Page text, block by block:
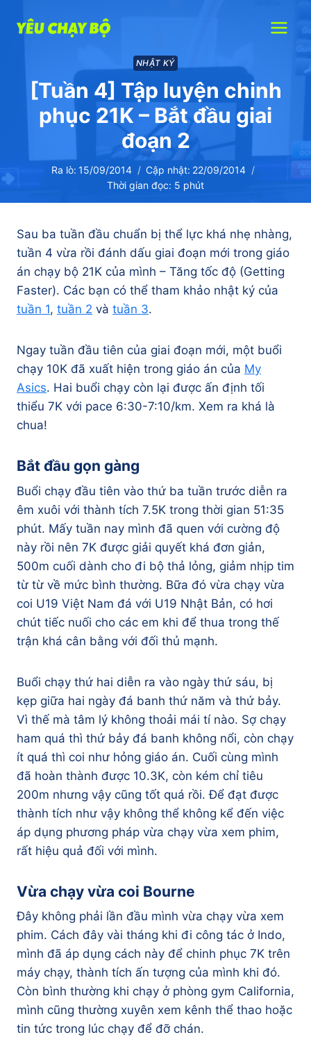
NHẬT KÝ
[Tuần 4] Tập luyện chinh
phục 21K – Bắt đầu giai
đoạn 2
Ra lò: 15/09/2014 Cập nhật: 22/09/2014
Thời gian đọc: 5 phút
Sau ba tuần đầu chuẩn bị thể lực khá nhẹ nhàng,
tuần 4 vừa rồi đánh dấu giai đoạn mới trong giáo
án chạy bộ 21K của mình – Tăng tốc độ (Getting
Faster). Các bạn có thể tham khảo nhật ký của
tuần 1, tuần 2 và tuần 3.
Ngay tuần đầu tiên của giai đoạn mới, một buổi
chạy 10K đã xuất hiện trong giáo án của My
Asics. Hai buổi chạy còn lại được ấn định tối
thiểu 7K với pace 6:30-7:10/km. Xem ra khá là
chua!
Bắt đầu gọn gàng
Buổi chạy đầu tiên vào thứ ba tuần trước diễn ra
êm xuôi với thành tích 7.5K trong thời gian 51:35
phút. Mấy tuần nay mình đã quen với cường độ
này rồi nên 7K được giải quyết khá đơn giản,
500m cuối dành cho đi bộ thả lỏng, giảm nhịp tim
từ từ về mức bình thường. Bữa đó vừa chạy vừa
coi U19 Việt Nam đá với U19 Nhật Bản, có hơi
chút tiếc nuối cho các em khi để thua trong thế
trận khá cân bằng với đối thủ mạnh.
Buổi chạy thứ hai diễn ra vào ngày thứ sáu, bị
kẹp giữa hai ngày đá banh thứ năm và thứ bảy.
Vì thế mà tâm lý không thoải mái tí nào. Sợ chạy
ham quá thì thứ bảy đá banh không nổi, còn chạy
ít quá thì coi như hỏng giáo án. Cuối cùng mình
đã hoàn thành được 10.3K, còn kém chỉ tiêu
200m nhưng vậy cũng tốt quá rồi. Để đạt được
thành tích như vậy không thể không kể đến việc
áp dụng phương pháp vừa chạy vừa xem phim,
rất hiệu quả đối với mình.
Vừa chạy vừa coi Bourne
Đây không phải lần đầu mình vừa chạy vừa xem
phim. Cách đây vài tháng khi đi công tác ở Indo,
mình đã áp dụng cách này để chinh phục 7K trên
máy chạy, thành tích ấn tượng của mình khi đó.
Còn bình thường khi chạy ở phòng gym California,
mình cũng thường xuyên xem kênh thể thao hoặc
tin tức trong lúc chạy để đỡ chán.